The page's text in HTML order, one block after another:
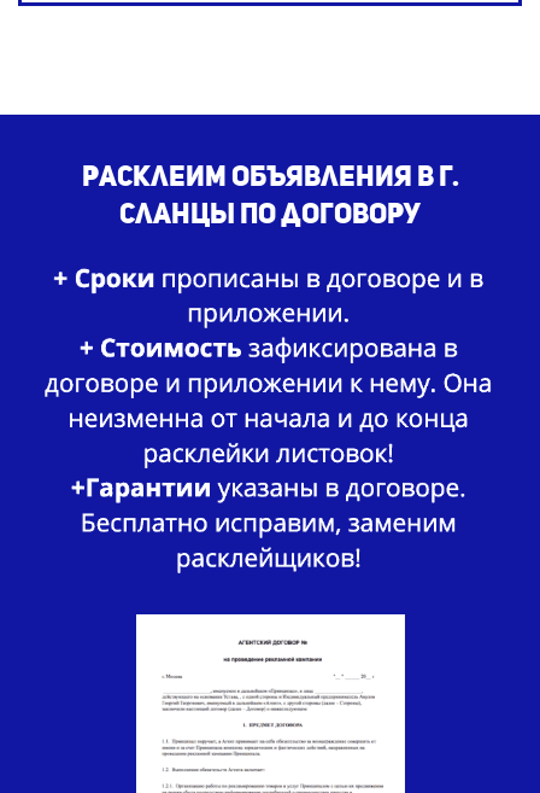
Расклеим объявления в г.
Сланцы по договору